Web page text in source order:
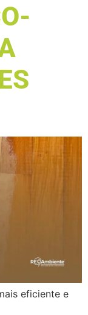
eficiente e